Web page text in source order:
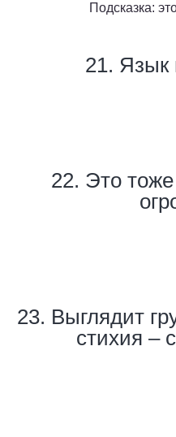
Подсказка:
21. Язык
22. Это
23. Выглядит
стихия –